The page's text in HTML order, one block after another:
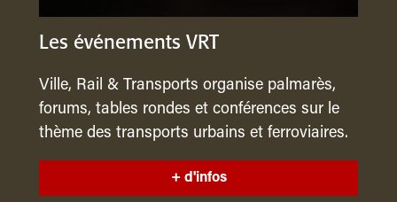
Les événements VRT
Ville, Rail & Transports organise palmarès,
forums, tables rondes et conférences sur le
thème des transports urbains et ferroviaires.
+ d'infos